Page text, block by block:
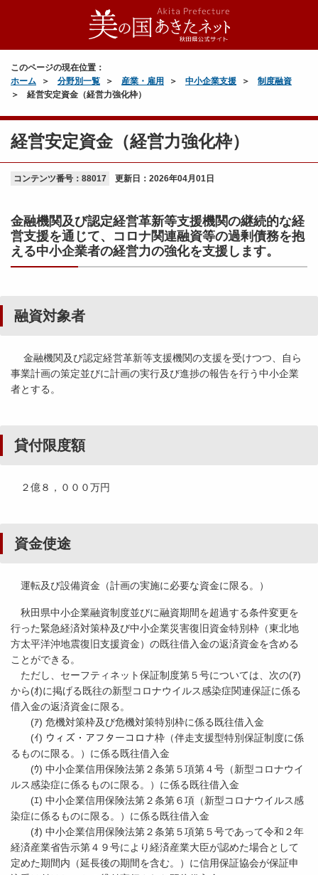
このページの現在位置：
ホーム
分野別一覧 産業・雇用 中小企業支援
制度融資
経営安定資金（経営力強化枠）
経営安定資金（経営力強化枠）
コンテンツ番号：88017 更新日： 2026年04月01日
金融機関及び認定経営革新等支援機関の継続的な経
営支援を通じて、コロナ関連融資等の過剰債務を抱
える中小企業者の経営力の強化を支援します。
融資対象者
金融機関及び認定経営革新等支援機関の支援を受けつつ、自ら
事業計画の策定並びに計画の実行及び進捗の報告を行う中小企業
者とする。
貸付限度額
２億８，０００万円
資金使途
運転及び設備資金（計画の実施に必要な資金に限る。）
秋田県中小企業融資制度並びに融資期間を超過する条件変更を
行った緊急経済対策枠及び中小企業災害復旧資金特別枠（東北地
方太平洋沖地震復旧支援資金）の既往借入金の返済資金を含める
ことができる。
ただし、セーフティネット保証制度第５号については、次の(ｱ)
から(ｵ)に掲げる既往の新型コロナウイルス感染症関連保証に係る
借入金の返済資金に限る。
(ｱ) 危機対策枠及び危機対策特別枠に係る既往借入金
(ｲ) ウィズ・アフターコロナ枠（伴走支援型特別保証制度に係
るものに限る。）に係る既往借入金
(ｳ) 中小企業信用保険法第２条第５項第４号（新型コロナウイ
ルス感染症に係るものに限る。）に係る既往借入金
(ｴ) 中小企業信用保険法第２条第６項（新型コロナウイルス感
染症に係るものに限る。）に係る既往借入金
(ｵ) 中小企業信用保険法第２条第５項第５号であって令和２年
経済産業省告示第４９号により経済産業大臣が認めた場合として
定めた期間内（延長後の期間を含む。）に信用保証協会が保証申